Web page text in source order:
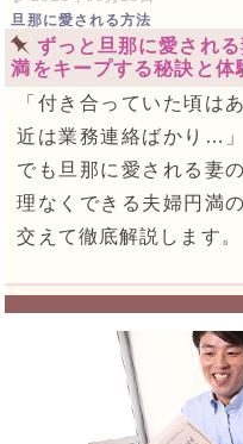
旦那に愛される方法
ずっと旦那に愛され
満をキープする秘訣と体
「付き合っていた頃は
近は業務連絡ばかり…
でも旦那に愛される妻
理なくできる夫婦円満
交えて徹底解説します。